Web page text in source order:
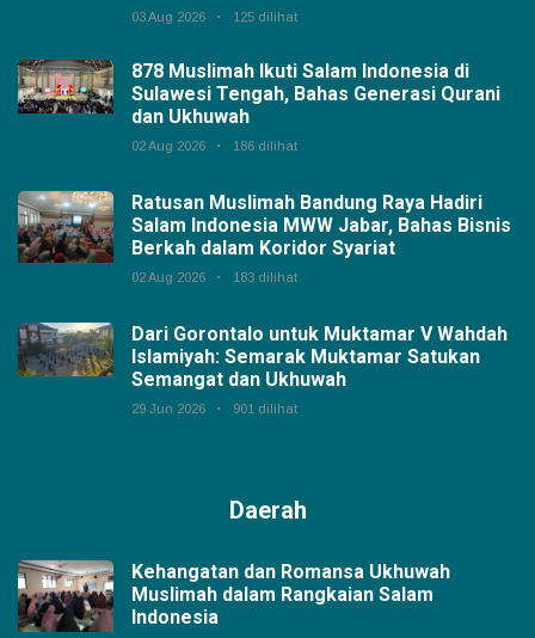
03 Aug 2026 125 dilihat
878 Muslimah Ikuti Salam Indonesia di
Sulawesi Tengah, Bahas Generasi Qurani
dan Ukhuwah
02 Aug 2026 186 dilihat
Ratusan Muslimah Bandung Raya Hadiri
Salam Indonesia MWW Jabar, Bahas Bisnis
Berkah dalam Koridor Syariat
02 Aug 2026 183 dilihat
Dari Gorontalo untuk Muktamar V Wahdah
Islamiyah: Semarak Muktamar Satukan
Semangat dan Ukhuwah
29 Jun 2026 901 dilihat
Daerah
Kehangatan dan Romansa Ukhuwah
Muslimah dalam Rangkaian Salam
Indonesia